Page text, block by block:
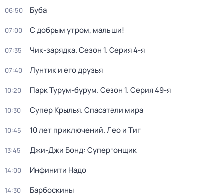
06:50 Буба
07:00 С добрым утром, малыши!
07:35 Чик-зарядка. Сезон 1. Серия 4-я
07:40 Лунтик и его друзья
10:20 Парк Турум-бурум. Сезон 1. Серия 49-я
10:30 Супер Крылья. Спасатели мира
10:45 10 лет приключений. Лео и Тиг
13:45 Джи-Джи Бонд: Супергонщик
14:00 Инфинити Надо
14:30 Барбоскины